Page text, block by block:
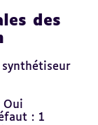
des
synthétiseur
Oui
: 1